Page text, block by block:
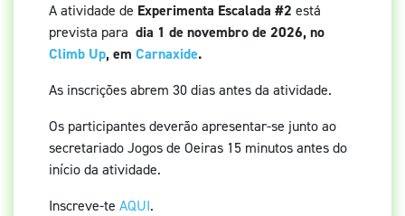
A atividade de Experimenta Escalada #2 está
prevista para dia 1 de novembro de 2026, no
Climb Up, em Carnaxide.
As inscrições abrem 30 dias antes da atividade.
Os participantes deverão apresentar-se junto ao
secretariado Jogos de Oeiras 15 minutos antes do
início da atividade.
Inscreve-te AQUI.